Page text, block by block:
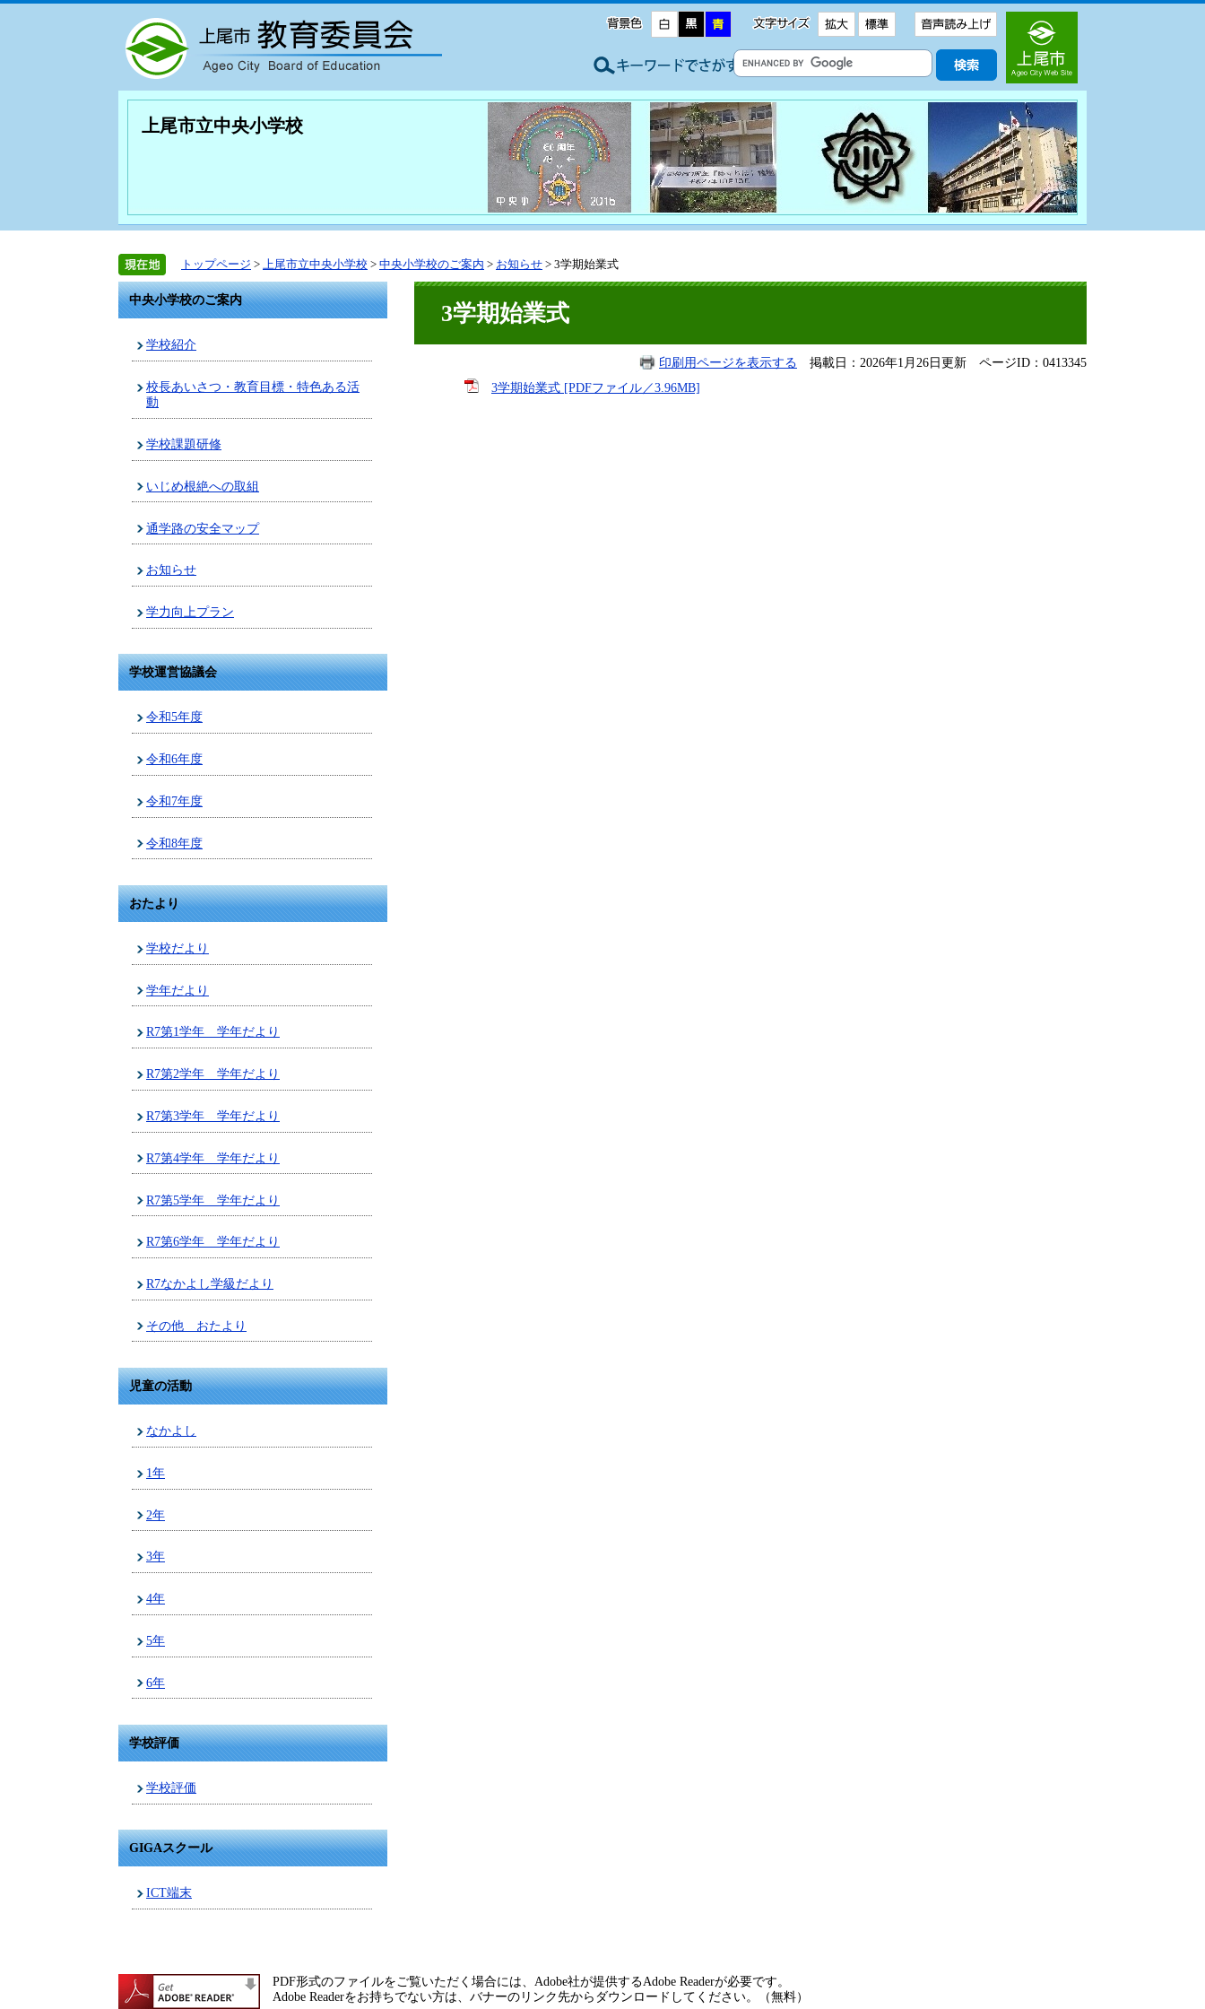
上尾市立中央小学校
トップページ > 上尾市立中央小学校 > 中央小学校のご案内 > お知らせ > 3学期始業式
中央小学校のご案内
学校紹介
校長あいさつ・教育目標・特色ある活
動
学校課題研修
いじめ根絶への取組
通学路の安全マップ
お知らせ
学力向上プラン
学校運営協議会
令和5年度
令和6年度
令和7年度
令和8年度
おたより
学校だより
学年だより
R7第1学年 学年だより
R7第2学年 学年だより
R7第3学年 学年だより
R7第4学年 学年だより
R7第5学年 学年だより
R7第6学年 学年だより
R7なかよし学級だより
その他 おたより
児童の活動
なかよし
1年
2年
3年
4年
5年
6年
学校評価
学校評価
GIGAスクール
ICT端末
3学期始業式
印刷用ページを表示する 掲載日：2026年1月26日更新 ページID：0413345
3学期始業式 [PDFファイル／3.96MB]
PDF形式のファイルをご覧いただく場合には、Adobe社が提供するAdobe Readerが必要です。
Adobe Readerをお持ちでない方は、バナーのリンク先からダウンロードしてください。（無料）